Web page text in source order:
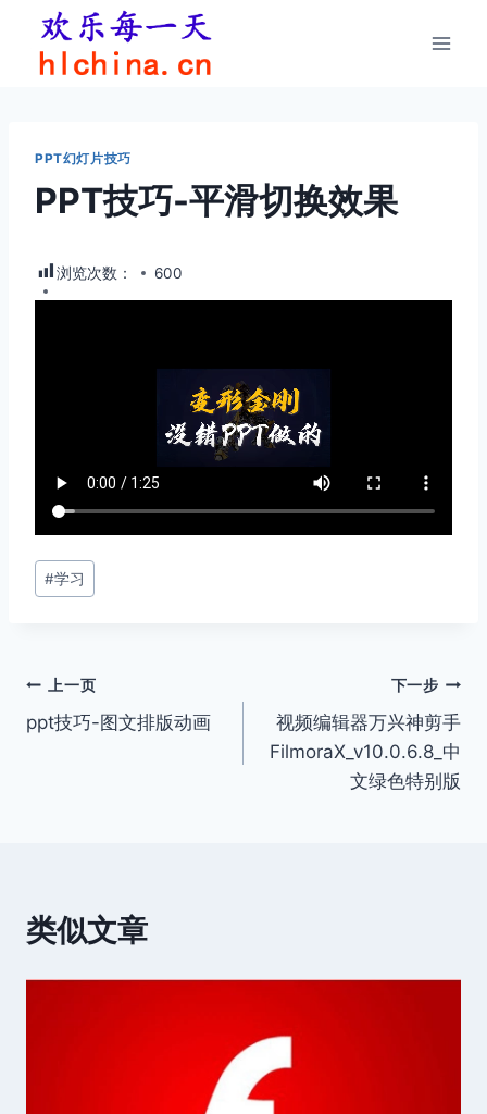
PPT幻灯片技巧
PPT技巧-平滑切换效果
浏览次数： 600
文
章
#学习
文
章
上一页
ppt技巧-图文排版动画
下一步
视频编辑器万兴神剪手
FilmoraX_v10.0.6.8_中
文绿色特别版
类似文章